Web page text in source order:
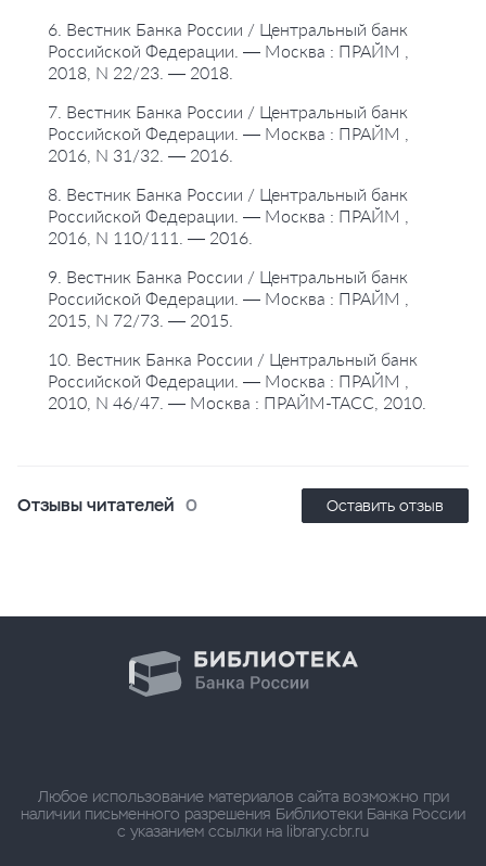
6. Вестник Банка России / Центральный банк
Российской Федерации. — Москва : ПРАЙМ ,
2018, N 22/23. — 2018.
7. Вестник Банка России / Центральный банк
Российской Федерации. — Москва : ПРАЙМ ,
2016, N 31/32. — 2016.
8. Вестник Банка России / Центральный банк
Российской Федерации. — Москва : ПРАЙМ ,
2016, N 110/111. — 2016.
9. Вестник Банка России / Центральный банк
Российской Федерации. — Москва : ПРАЙМ ,
2015, N 72/73. — 2015.
10. Вестник Банка России / Центральный банк
Российской Федерации. — Москва : ПРАЙМ ,
2010, N 46/47. — Москва : ПРАЙМ-ТАСС, 2010.
Отзывы читателей 0 Оставить отзыв
Любое использование материалов сайта возможно при
наличии письменного разрешения Библиотеки Банка России
с указанием ссылки на library.cbr.ru